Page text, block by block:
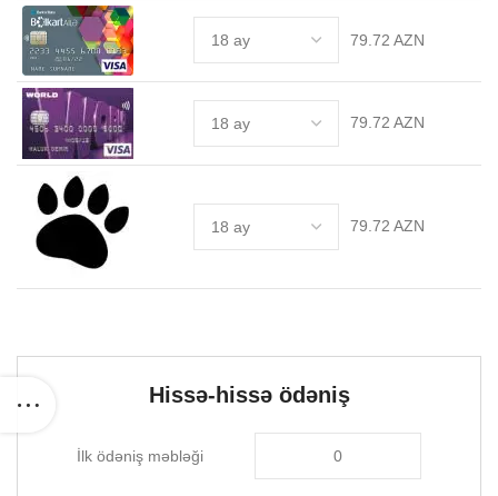
79.72 AZN
79.72 AZN
79.72 AZN
Hissə-hissə ödəniş
İlk ödəniş məbləği